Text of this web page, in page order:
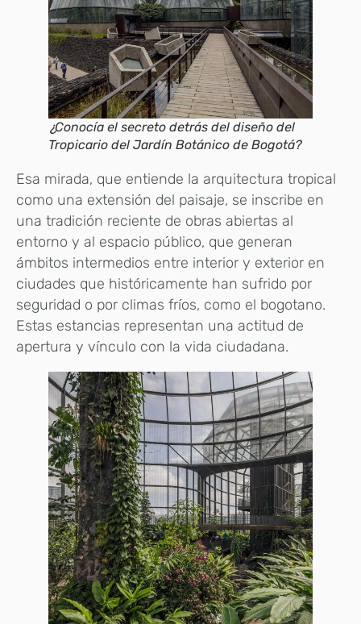
¿Conocía el secreto detrás del diseño del
Tropicario del Jardín Botánico de Bogotá?
Esa mirada, que entiende la arquitectura tropical
como una extensión del paisaje, se inscribe en
una tradición reciente de obras abiertas al
entorno y al espacio público, que generan
ámbitos intermedios entre interior y exterior en
ciudades que históricamente han sufrido por
seguridad o por climas fríos, como el bogotano.
Estas estancias representan una actitud de
apertura y vínculo con la vida ciudadana.